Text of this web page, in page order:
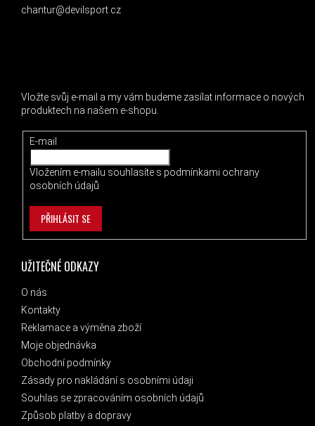
UŽITEČNÉ ODKAZY
O nás
Kontakty
Reklamace a výměna zboží
Moje objednávka
Obchodní podmínky
Zásady pro nakládání s osobními údaji
Souhlas se zpracováním osobních údajů
Způsob platby a dopravy
chantur@devilsport.cz
Vložte svůj e-mail a my vám budeme zasílat informace o nových
produktech na našem e-shopu.
E-mail
Vložením e-mailu souhlasíte s podmínkami ochrany
osobních údajů
PŘIHLÁSIT SE